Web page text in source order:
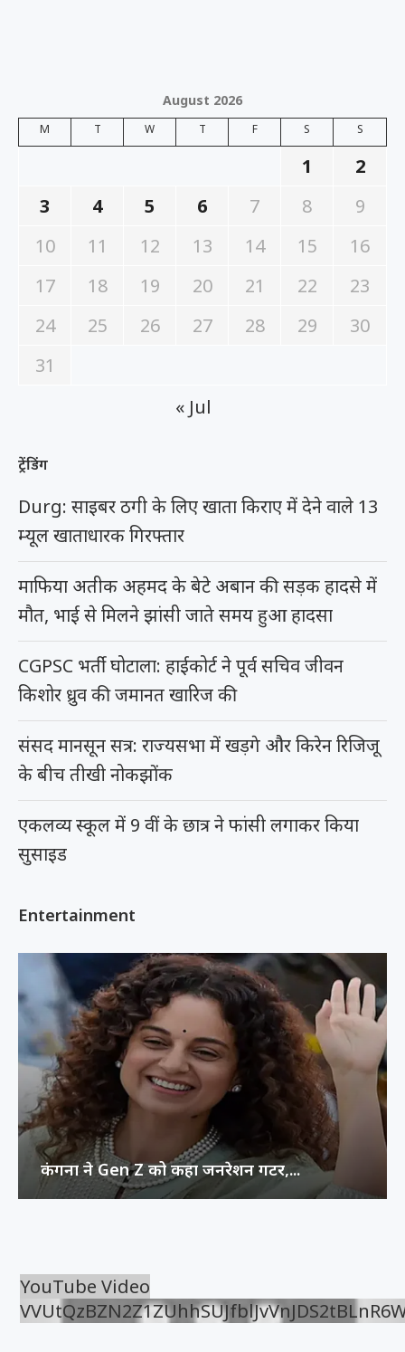
YouTube Video
August 2026
M T W T F S S
1
2
3
4 5 6 7 8
9
10
11 12 13 14 15
16
17
18 19 20 21 22
23
24
25 26 27 28 29
30
31
« Jul
ट्रेंडिंग
Durg: साइबर ठगी के लिए खाता किराए में देने वाले 13
म्यूल खाताधारक गिरफ्तार
माफिया अतीक अहमद के बेटे अबान की सड़क हादसे में
मौत, भाई से मिलने झांसी जाते समय हुआ हादसा
CGPSC भर्ती घोटाला: हाईकोर्ट ने पूर्व सचिव जीवन
किशोर ध्रुव की जमानत खारिज की
संसद मानसून सत्र: राज्यसभा में खड़गे और किरेन रिजिजू
के बीच तीखी नोकझोंक
एकलव्य स्कूल में 9 वीं के छात्र ने फांसी लगाकर किया
सुसाइड
Entertainment
कंगना ने Gen Z को कहा जनरेशन गटर,...